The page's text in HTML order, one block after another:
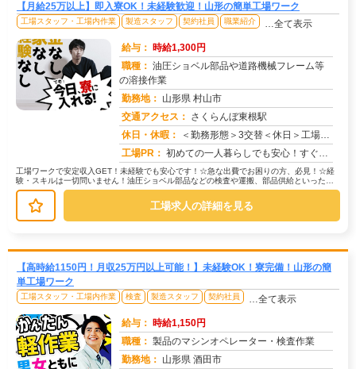
【月給25万以上】即入寮OK！未経験歓迎！山形の簡単工場ワーク
工場スタッフ・工場内作業 製造スタッフ 契約社員 職業紹介 …全て表示
給与： 時給1,300円
職種： 油圧ショベル部品や道路機械フレーム等
の溶接作業
勤務地： 山形県 村山市
交通アクセス： さくらんぼ東根駅
休日・休暇：
＜勤務形態＞3交替＜休日＞工場カレンダーによる
工場PR： 初めての一人暮らしでも安心！すぐに生活を始められます！☆入寮手続きがスムーズなので、応募からすぐに新しい生活をスタ...
工場ワークで安定収入GET！未経験でも安心です！☆急な出費でお困りの方、必見！☆経
験・スキルは一切問いません！油圧ショベル部品などの検査や運搬、部品供給といった、
シンプルで分かりやすい作業です。...
工場求人の詳細を見る
【高時給1150円！月収25万円以上可能！】未経験OK！寮完備！山形の簡
単工場ワーク
工場スタッフ・工場内作業 検査 製造スタッフ 契約社員 …全て表示
給与： 時給1,150円
職種： 製品のマシンオペレーター・検査作業
勤務地： 山形県 酒田市